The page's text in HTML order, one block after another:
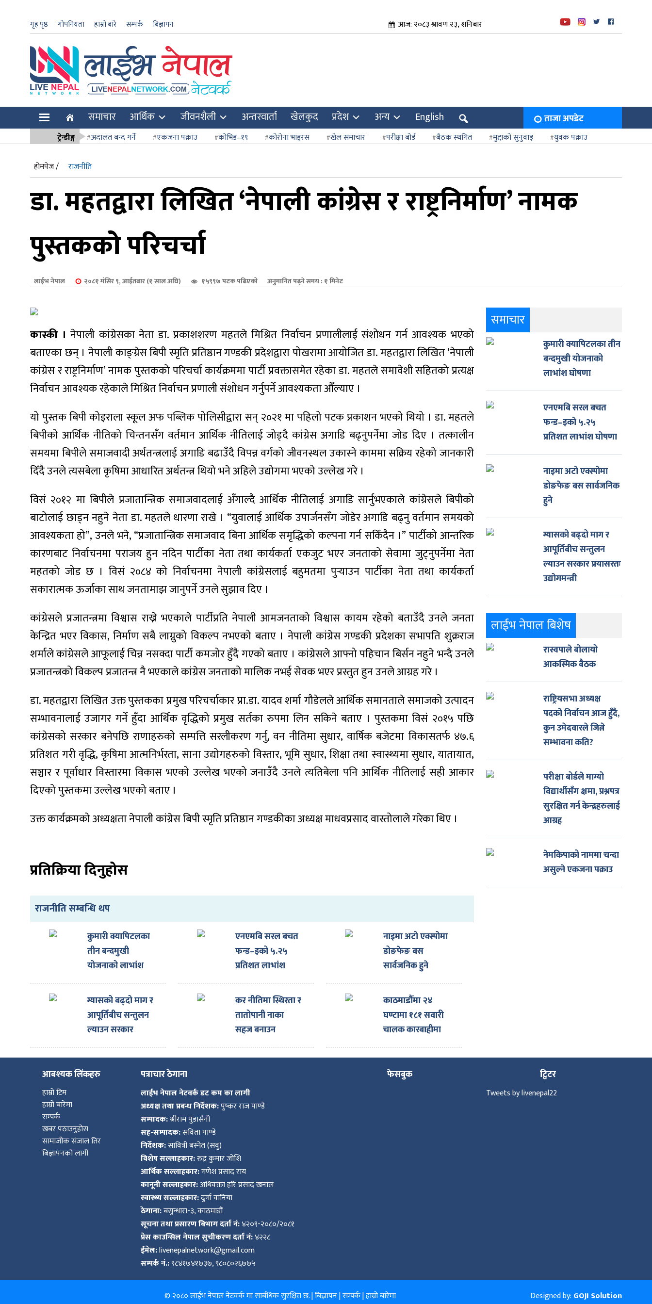
गृह पृष्ठ गोपनियता हाम्रो बारे सम्पर्क बिज्ञापन आज: २०८३ श्रावण २३, शनिबार
समाचार आर्थिक जीवनशैली अन्तरवार्ता खेलकुद प्रदेश अन्य English ताजा अपडेट
ट्रेन्डीङ्ग अदालत बन्द गर्ने एकजना पक्राउ कोभिड–१९ कोरोना भाइरस खेल समाचार परीक्षा बोर्ड बैठक स्थगित मुद्दाको सुनुवाइ
युवक पक्राउ
होमपेज /
राजनीति
डा. महतद्वारा लिखित ‘नेपाली कांग्रेस र राष्ट्रनिर्माण’ नामक
पुस्तकको परिचर्चा
लाईभ नेपाल २०८१ मंसिर ९, आईतबार (१ साल अघि) १५९९७ पटक पढिएको अनुमानित पढ्ने समय : १ मिनेट
कास्की । नेपाली कांग्रेसका नेता डा. प्रकाशशरण महतले मिश्रित निर्वाचन प्रणालीलाई संशोधन गर्न आवश्यक भएको
बताएका छन् । नेपाली काङ्ग्रेस बिपी स्मृति प्रतिष्ठान गण्डकी प्रदेशद्वारा पोखरामा आयोजित डा. महतद्वारा लिखित ‘नेपाली
कांग्रेस र राष्ट्रनिर्माण’ नामक पुस्तकको परिचर्चा कार्यक्रममा पार्टी प्रवक्तासमेत रहेका डा. महतले समावेशी सहितको प्रत्यक्ष
निर्वाचन आवश्यक रहेकाले मिश्रित निर्वाचन प्रणाली संशोधन गर्नुपर्ने आवश्यकता औँल्याए ।
यो पुस्तक बिपी कोइराला स्कूल अफ पब्लिक पोलिसीद्वारा सन् २०२१ मा पहिलो पटक प्रकाशन भएको थियो । डा. महतले
बिपीको आर्थिक नीतिको चिन्तनसँग वर्तमान आर्थिक नीतिलाई जोड्दै कांग्रेस अगाडि बढ्नुपर्नेमा जोड दिए । तत्कालीन
समयमा बिपीले समाजवादी अर्थतन्त्रलाई अगाडि बढाउँदै विपन्न वर्गको जीवनस्थल उकास्ने काममा सक्रिय रहेको जानकारी
दिँदै उनले त्यसबेला कृषिमा आधारित अर्थतन्त्र थियो भने अहिले उद्योगमा भएको उल्लेख गरे ।
विसं २०१२ मा बिपीले प्रजातान्त्रिक समाजवादलाई अँगाल्दै आर्थिक नीतिलाई अगाडि सार्नुभएकाले कांग्रेसले बिपीको
बाटोलाई छाड्न नहुने नेता डा. महतले धारणा राखे । “युवालाई आर्थिक उपार्जनसँग जोडेर अगाडि बढ्नु वर्तमान समयको
आवश्यकता हो”, उनले भने, “प्रजातान्त्रिक समाजवाद बिना आर्थिक समृद्धिको कल्पना गर्न सकिँदैन ।” पार्टीको आन्तरिक
कारणबाट निर्वाचनमा पराजय हुन नदिन पार्टीका नेता तथा कार्यकर्ता एकजुट भएर जनताको सेवामा जुट्नुपर्नेमा नेता
महतको जोड छ । विसं २०८४ को निर्वाचनमा नेपाली कांग्रेसलाई बहुमतमा पुर्‍याउन पार्टीका नेता तथा कार्यकर्ता
सकारात्मक ऊर्जाका साथ जनतामाझ जानुपर्ने उनले सुझाव दिए ।
कांग्रेसले प्रजातन्त्रमा विश्वास राख्ने भएकाले पार्टीप्रति नेपाली आमजनताको विश्वास कायम रहेको बताउँदै उनले जनता
केन्द्रित भएर विकास, निर्माण सबै लाग्नुको विकल्प नभएको बताए । नेपाली कांग्रेस गण्डकी प्रदेशका सभापति शुक्रराज
शर्माले कांग्रेसले आफूलाई चिन्न नसक्दा पार्टी कमजोर हुँदै गएको बताए । कांग्रेसले आफ्नो पहिचान बिर्सन नहुने भन्दै उनले
प्रजातन्त्रको विकल्प प्रजातन्त्र नै भएकाले कांग्रेस जनताको मालिक नभई सेवक भएर प्रस्तुत हुन उनले आग्रह गरे ।
डा. महतद्वारा लिखित उक्त पुस्तकका प्रमुख परिचर्चाकार प्रा.डा. यादव शर्मा गौडेलले आर्थिक समानताले समाजको उत्पादन
सम्भावनालाई उजागर गर्ने हुँदा आर्थिक वृद्धिको प्रमुख सर्तका रुपमा लिन सकिने बताए । पुस्तकमा विसं २०१५ पछि
कांग्रेसको सरकार बनेपछि राणाहरुको सम्पत्ति सरलीकरण गर्नु, वन नीतिमा सुधार, वार्षिक बजेटमा विकासतर्फ ४७.६
प्रतिशत गरी वृद्धि, कृषिमा आत्मनिर्भरता, साना उद्योगहरुको विस्तार, भूमि सुधार, शिक्षा तथा स्वास्थ्यमा सुधार, यातायात,
सञ्चार र पूर्वाधार विस्तारमा विकास भएको उल्लेख भएको जनाउँदै उनले त्यतिबेला पनि आर्थिक नीतिलाई सही आकार
दिएको पुस्तकमा उल्लेख भएको बताए ।
उक्त कार्यक्रमको अध्यक्षता नेपाली कांग्रेस बिपी स्मृति प्रतिष्ठान गण्डकीका अध्यक्ष माधवप्रसाद वास्तोलाले गरेका थिए ।
प्रतिक्रिया दिनुहोस
राजनीति सम्बन्धि थप
कुमारी क्यापिटलका
तीन बन्दमुखी
योजनाको लाभांश
घोषणा
एनएमबि सरल बचत
फन्ड–इको ५.२५
प्रतिशत लाभांश
घोषणा
नाइमा अटो एक्स्पोमा
डोङफेङ बस
सार्वजनिक हुने
ग्यासको बढ्दो माग र
आपूर्तिबीच सन्तुलन
ल्याउन सरकार
प्रयासरतः उद्योगमन्त्री
कर नीतिमा स्थिरता र
तातोपानी नाका
सहज बनाउन
नाइमाको माग,
एक्स्पोका लागि
गाडी नाकामै रोकिए
काठमाडौँमा २४
घण्टामा १८१ सवारी
चालक कारबाहीमा
समाचार
कुमारी क्यापिटलका तीन
बन्दमुखी योजनाको
लाभांश घोषणा
एनएमबि सरल बचत
फन्ड–इको ५.२५
प्रतिशत लाभांश घोषणा
नाइमा अटो एक्स्पोमा
डोङफेङ बस सार्वजनिक
हुने
ग्यासको बढ्दो माग र
आपूर्तिबीच सन्तुलन
ल्याउन सरकार प्रयासरतः
उद्योगमन्त्री
लाईभ नेपाल बिशेष
रास्वपाले बोलायो
आकस्मिक बैठक
राष्ट्रियसभा अध्यक्ष
पदको निर्वाचन आज हुँदै,
कुन उमेदवारले जित्ने
सम्भावना कति?
परीक्षा बोर्डले माग्यो
विद्यार्थीसँग क्षमा, प्रश्नपत्र
सुरक्षित गर्न केन्द्रहरुलाई
आग्रह
नेमकिपाको नाममा चन्दा
असुल्ने एकजना पक्राउ
आबश्यक लिंकहरु
हाम्रो टिम
हाम्रो बारेमा
सम्पर्क
खबर पठाउनुहोस
सामाजीक संजाल तिर
बिज्ञापनको लागी
पत्राचार ठेगाना
लाईभ नेपाल नेटवर्क डट कम का लागी
अध्यक्ष तथा प्रबन्ध निर्देशक:पुष्कर राज पाण्डे
सम्पादक:श्रीराम पुडासैनी
सह-सम्पादक:सविता पाण्डे
निर्देशक:सावित्री बस्नेत (सवु)
विशेष सल्लाहकार:रुद्र कुमार जोशि
आर्थिक सल्लाहकार:गणेश प्रसाद राय
कानूनी सल्लाहकार:अधिवक्ता हरि प्रसाद खनाल
स्वास्थ्य सल्लाहकार:दुर्गा वानिया
ठेगाना:बसुन्धारा-३, काठमाडौं
सूचना तथा प्रसारण बिभाग दर्ता नं:४२०९-२०८०/२०८१
प्रेस काउन्सिल नेपाल सुचीकरण दर्ता नं:४२२८
ईमेल:livenepalnetwork@gmail.com
सम्पर्क नं.:९८४१७४१७३७, ९८०८०२६७७५
फेसबुक ट्विटर
Tweets by livenepal22
© २०८० लाईभ नेपाल नेटवर्क मा सार्बधिक सुरक्षित छ. |बिज्ञापन|सम्पर्क|हाम्रो बारेमा Designed by: GOJI Solution